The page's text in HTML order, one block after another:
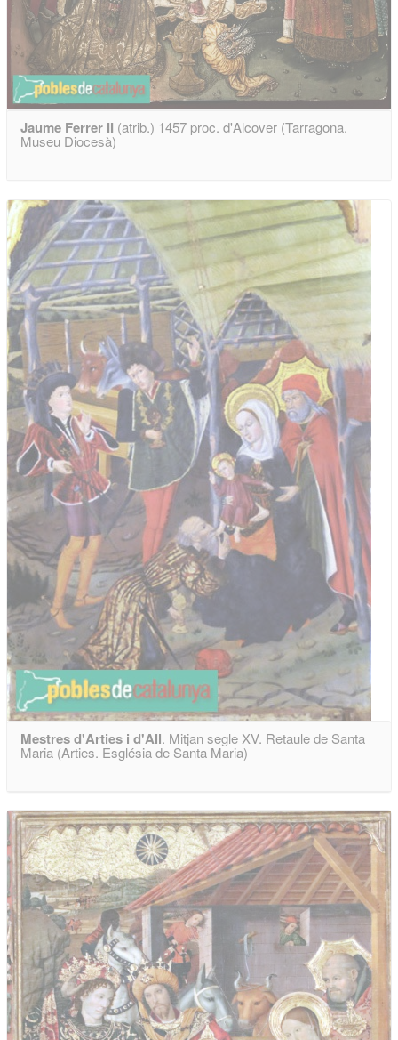
Jaume Ferrer II (atrib.) 1457 proc. d'Alcover (Tarragona.
Museu Diocesà)
Mestres d'Arties i d'All. Mitjan segle XV. Retaule de Santa
Maria (Arties. Església de Santa Maria)